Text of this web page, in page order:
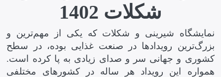
شکلات 1402
نمایشگاه شیرینی و شکلات که یکی از مهم‌ترین و
بزرگ‌ترین رویدادها در صنعت غذایی بوده، در سطح
کشوری و جهانی سر و صدای زیادی به پا کرده است.
همواره این رویداد هر ساله در کشورهای مختلفی